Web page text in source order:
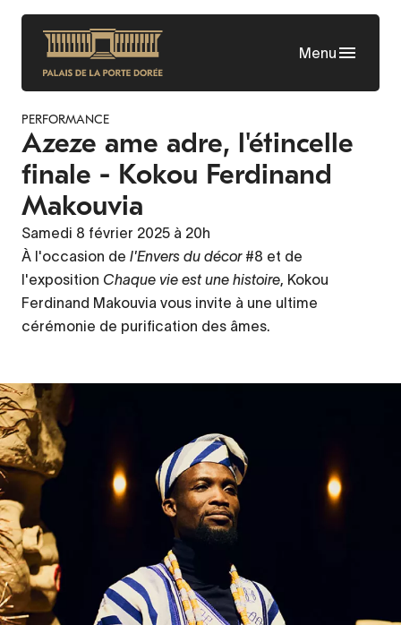
Aller
contenu
principal
Menu
PERFORMANCE
Azeze ame adre, l'étincelle
finale - Kokou Ferdinand
Makouvia
Samedi 8 février 2025 à 20h
À l'occasion de l'Envers du décor#8 et de
l'exposition Chaque vie est une histoire, Kokou
Ferdinand Makouvia vous invite à une ultime
cérémonie de purification des âmes.